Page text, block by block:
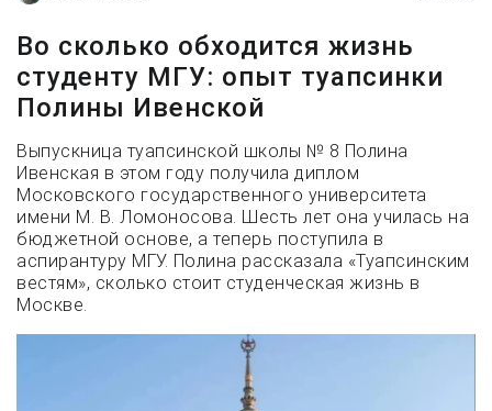
Во сколько обходится жизнь
студенту МГУ: опыт туапсинки
Полины Ивенской
Выпускница туапсинской школы № 8 Полина
Ивенская в этом году получила диплом
Московского государственного университета
имени М. В. Ломоносова. Шесть лет она училась на
бюджетной основе, а теперь поступила в
аспирантуру МГУ. Полина рассказала «Туапсинским
вестям», сколько стоит студенческая жизнь в
Москве.